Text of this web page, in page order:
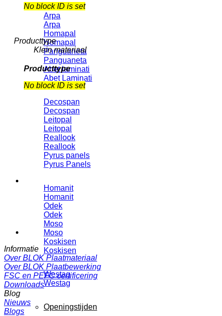
Arpa
Arpa
Homapal
Homapal
Panguaneta
Panguaneta
Abet laminati
Abet Laminati
Decospan
Decospan
Leitopal
Leitopal
Reallook
Reallook
Pyrus panels
Pyrus Panels
Homanit
Homanit
Odek
Odek
Moso
Moso
Koskisen
Koskisen
Westag
Westag
Openingstijden
No block ID is set
Producttype
Klein materiaal
Producttype
No block ID is set
Informatie
Over BLOK Plaatmateriaal
Over BLOK Plaatbewerking
FSC en PEFC certificering
Downloads
Blog
Nieuws
Blogs